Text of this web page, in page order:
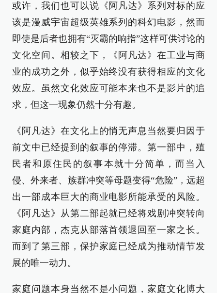
或许，我们也可以说《阿凡达》系列对标的应
该是漫威宇宙超级英雄系列的科幻电影，然而
即使是后者也拥有“灭霸的响指”这样可供讨论的
文化空间。相较之下，《阿凡达》在工业与商
业的成功之外，似乎始终没有获得相应的文化
效应。虽然文化效应可能本来也不是影片的追
求，但这一现象仍然十分有趣。
《阿凡达》在文化上的悄无声息当然要归因于
前文中已经提到的叙事的停滞。第一部中，殖
民者和原住民的叙事本就十分简单，而当入
侵、外来者、族群冲突等母题变得“危险”，远超
出一部成本巨大的商业电影所能承受的风险。
《阿凡达》从第二部起就已经将戏剧冲突转向
家庭内部，杰克从部落首领退回至一家之长。
而到了第三部，保护家庭已经成为推动情节发
展的唯一动力。
家庭问题本身当然不是小问题，家庭文化博大